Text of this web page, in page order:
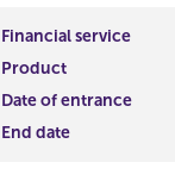
Financial service
Product
Date of entrance
End date